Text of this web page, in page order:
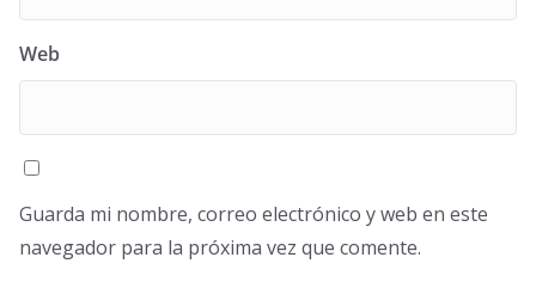
Web
Guarda mi nombre, correo electrónico y web en este
navegador para la próxima vez que comente.